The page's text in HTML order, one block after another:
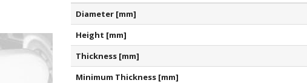
Diameter [mm]
Height [mm]
Thickness [mm]
Minimum Thickness [mm]